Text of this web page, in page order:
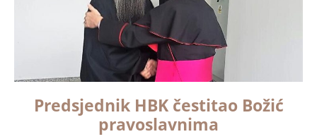
Predsjednik HBK čestitao Božić
pravoslavnima